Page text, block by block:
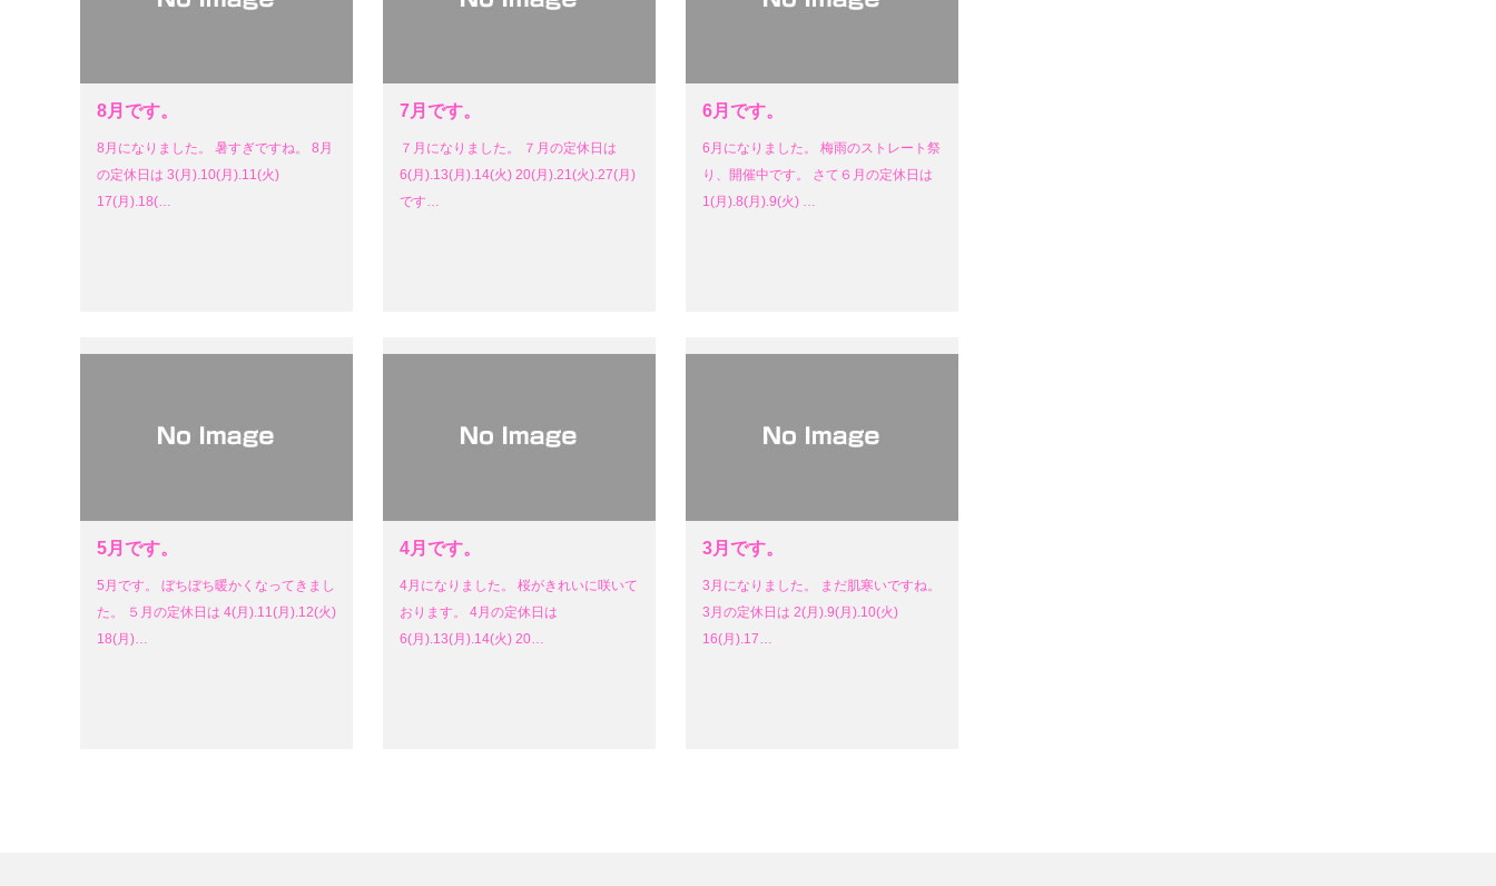
8月です。
8月になりました。 暑すぎですね。 8月
の定休日は 3(月).10(月).11(火)
17(月).18(…
7月です。
７月になりました。 ７月の定休日は
6(月).13(月).14(火) 20(月).21(火).27(月)
です…
6月です。
6月になりました。 梅雨のストレート祭
り、開催中です。 さて６月の定休日は
1(月).8(月).9(火) …
5月です。
5月です。 ぼちぼち暖かくなってきまし
た。 ５月の定休日は 4(月).11(月).12(火)
18(月)…
4月です。
4月になりました。 桜がきれいに咲いて
おります。 4月の定休日は
6(月).13(月).14(火) 20…
3月です。
3月になりました。 まだ肌寒いですね。
3月の定休日は 2(月).9(月).10(火)
16(月).17…